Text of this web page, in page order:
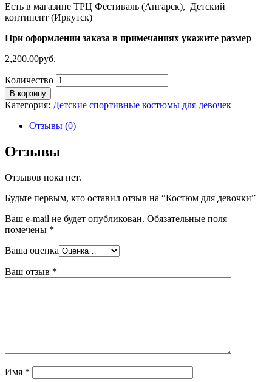
Есть в магазине ТРЦ Фестиваль (Ангарск), Детский
континент (Иркутск)
При оформлении заказа в примечаниях укажите размер
2,200.00руб.
Количество
В корзину
Категория: Детские спортивные костюмы для девочек
Отзывы (0)
Отзывы
Отзывов пока нет.
Будьте первым, кто оставил отзыв на “Костюм для девочки”
Ваш e-mail не будет опубликован. Обязательные поля
помечены *
Ваша оценка
Ваш отзыв *
Имя *